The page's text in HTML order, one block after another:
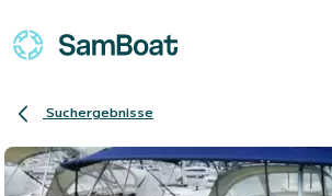
Suchergebnisse